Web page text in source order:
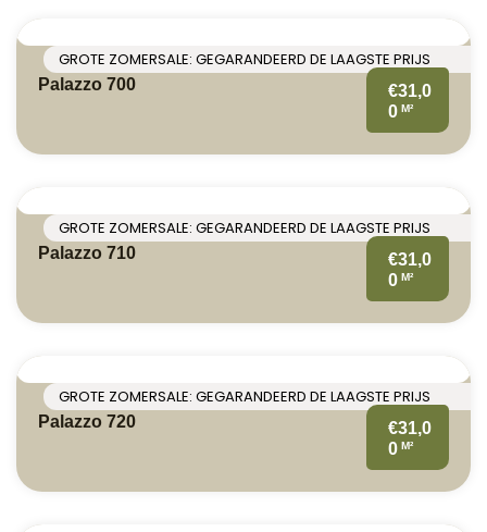
GROTE ZOMERSALE: GEGARANDEERD DE LAAGSTE PRIJS
Palazzo 700
€31,0
0 M²
GROTE ZOMERSALE: GEGARANDEERD DE LAAGSTE PRIJS
Palazzo 710
€31,0
0 M²
GROTE ZOMERSALE: GEGARANDEERD DE LAAGSTE PRIJS
Palazzo 720
€31,0
0 M²